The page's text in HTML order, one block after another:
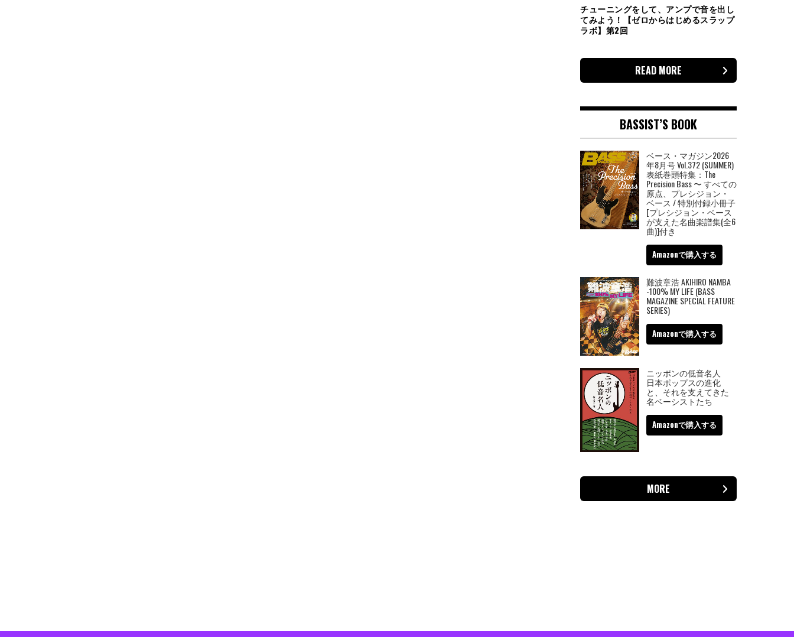
チューニングをして、アンプで音を出し
てみよう！【ゼロからはじめるスラップ
ラボ】第2回
READ MORE
BASSIST’S BOOK
ベース・マガジン2026
年8月号 Vol.372 (SUMMER)
表紙巻頭特集：The
Precision Bass 〜 すべての
原点、プレシジョン・
ベース / 特別付録小冊子
[プレシジョン・ベース
が支えた名曲楽譜集(全6
曲)]付き
Amazonで購入する
難波章浩 AKIHIRO NAMBA
-100% MY LIFE (BASS
MAGAZINE SPECIAL FEATURE
SERIES)
Amazonで購入する
ニッポンの低音名人
日本ポップスの進化
と、それを支えてきた
名ベーシストたち
Amazonで購入する
MORE